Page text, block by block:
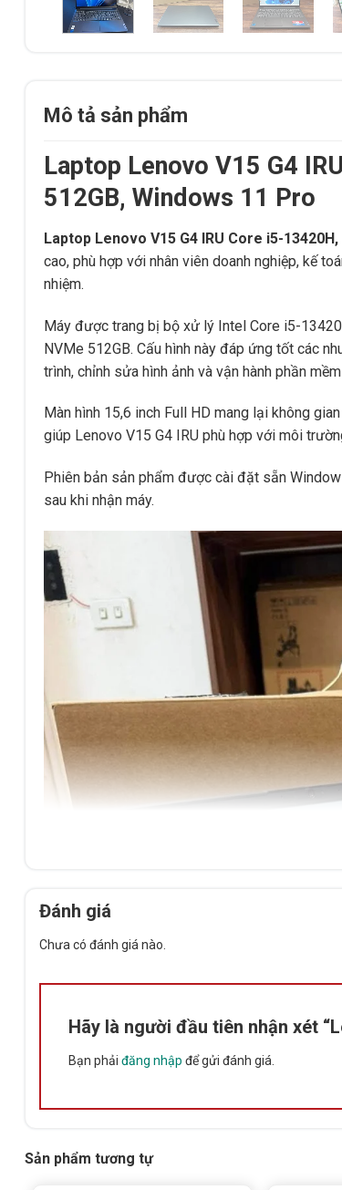
Mô tả sản phẩm
Laptop Lenovo V15 G4
512GB, Windows 11 Pro
Laptop Lenovo V15 G4 IRU Core i5-13420H,
cao, phù hợp với nhân viên doanh nghiệp, kế
nhiệm.
Máy được trang bị bộ xử lý Intel Core i5-
NVMe 512GB. Cấu hình này đáp ứng tốt các
trình, chỉnh sửa hình ảnh và vận hành phần
Màn hình 15,6 inch Full HD mang lại không
giúp Lenovo V15 G4 IRU phù hợp với môi
Phiên bản sản phẩm được cài đặt sẵn
sau khi nhận máy.
Đánh giá
Chưa có đánh giá nào.
Hãy là người đầu tiên nhận xét
Bạn phải đăng nhập để gửi đánh giá.
Sản phẩm tương tự